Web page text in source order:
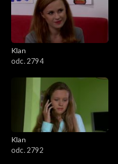
3501–3600
3401–3500
3201–3300
3101–3200
3001–3100
Klan
odc. 2794
Klan
odc. 2792